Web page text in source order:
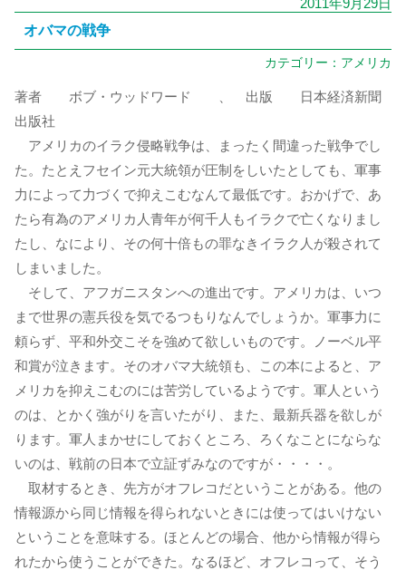
オバマの戦争
カテゴリー： アメリカ
著者 ボブ・ウッドワード 、 出版 日本経済新聞
出版社
アメリカのイラク侵略戦争は、まったく間違った戦争でし
た。たとえフセイン元大統領が圧制をしいたとしても、軍事
力によって力づくで抑えこむなんて最低です。おかげで、あ
たら有為のアメリカ人青年が何千人もイラクで亡くなりまし
たし、なにより、その何十倍もの罪なきイラク人が殺されて
しまいました。
そして、アフガニスタンへの進出です。アメリカは、いつ
まで世界の憲兵役を気でるつもりなんでしょうか。軍事力に
頼らず、平和外交こそを強めて欲しいものです。ノーベル平
和賞が泣きます。そのオバマ大統領も、この本によると、ア
メリカを抑えこむのには苦労しているようです。軍人という
のは、とかく強がりを言いたがり、また、最新兵器を欲しが
ります。軍人まかせにしておくところ、ろくなことにならな
いのは、戦前の日本で立証ずみなのですが・・・・。
取材するとき、先方がオフレコだということがある。他の
情報源から同じ情報を得られないときには使ってはいけない
ということを意味する。ほとんどの場合、他から情報が得ら
れたから使うことができた。なるほど、オフレコって、そう